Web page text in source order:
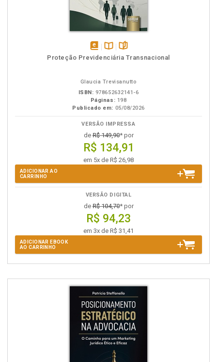
disponívelDisponível
páginas
Proteção Previdenciária Transnacional
Glaucia Trevisanutto
ISBN: 978652632141-6
Páginas: 198
Publicado em: 05/08/2026
VERSÃO IMPRESSA
deR$ 149,90* por
R$ 134,91
em 5x de R$ 26,98
ADICIONAR AO
CARRINHO
VERSÃO DIGITAL
deR$ 104,70* por
R$ 94,23
em 3x de R$ 31,41
ADICIONAR EBOOK
AO CARRINHO